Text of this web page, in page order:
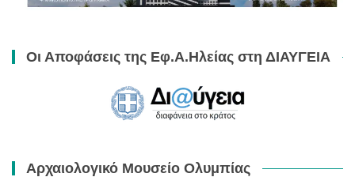
Οι Αποφάσεις της Εφ.Α.Ηλείας στη ΔΙΑΥΓΕΙΑ
Αρχαιολογικό Μουσείο Ολυμπίας